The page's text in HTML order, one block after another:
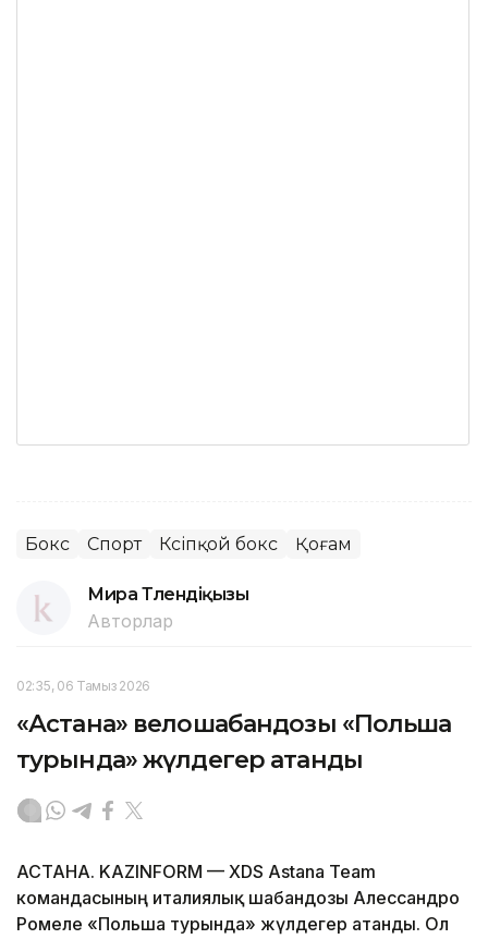
Бокс Спорт Кәсіпқой бокс Қоғам
Мира Төлендіқызы
Авторлар
02:35, 06 Тамыз 2026
«Астана» велошабандозы «Польша
турында» жүлдегер атанды
АСТАНА. KAZINFORM — XDS Astana Team
командасының италиялық шабандозы Алессандро
Ромеле «Польша турында» жүлдегер атанды. Ол